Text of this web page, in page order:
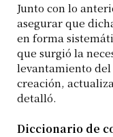
Junto con lo
asegurar que
en forma
que surgió la
levantamiento del
creación,
detalló.
Diccionario de